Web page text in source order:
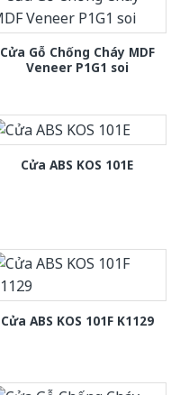
Cửa Gỗ Chống Cháy MDF
Veneer P1G1 soi
Cửa ABS KOS 101E
Cửa ABS KOS 101F K1129